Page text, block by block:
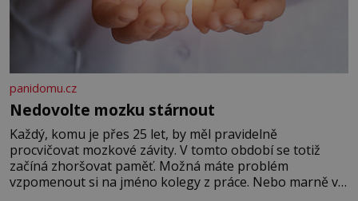
panidomu.cz
Nedovolte mozku stárnout
Každý, komu je přes 25 let, by měl pravidelně
procvičovat mozkové závity. V tomto období se totiž
začíná zhoršovat paměť. Možná máte problém
vzpomenout si na jméno kolegy z práce. Nebo marně v